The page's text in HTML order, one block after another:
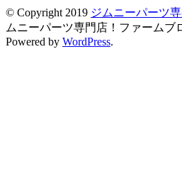
© Copyright 2019 ジムニーパーツ
ムニーパーツ専門店！ファームブ
Powered by WordPress.